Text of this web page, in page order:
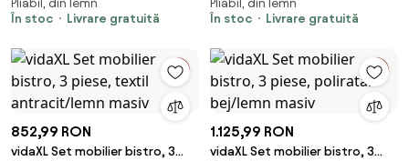
piese, textil bej/lemn masiv
Pliabil, din lemn
În stoc
Livrare gratuită
piese, textil model frunze/lemn
masiv
Pliabil, din lemn
În stoc
Livrare gratuită
852,99 RON
vidaXL Set mobilier bistro, 3
1.125,99 RON
vidaXL Set mobilier bistro, 3